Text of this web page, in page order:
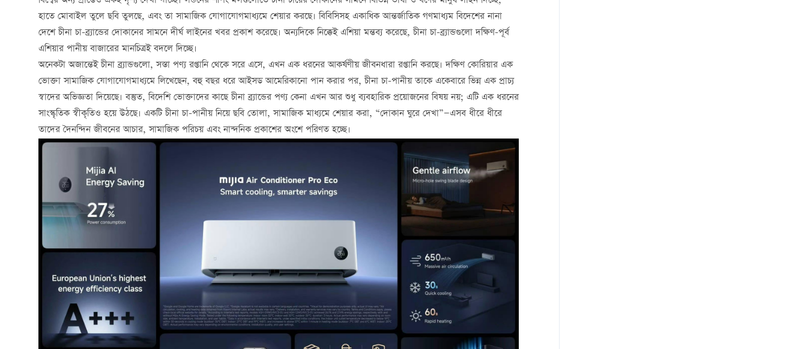
হাতে মোবাইল তুলে ছবি তুলছে, এবং তা সামাজিক যোগাযোগমাধ্যমে শেয়ার করছে। বিবিসিসহ একাধিক আন্তর্জাতিক গণমাধ্যম বিদেশের নানা
দেশে চীনা চা-ব্র্যান্ডের দোকানের সামনে দীর্ঘ লাইনের খবর প্রকাশ করেছে। অন্যদিকে নিক্কেই এশিয়া মন্তব্য করেছে, চীনা চা-ব্র্যান্ডগুলো দক্ষিণ-পূর্ব
এশিয়ার পানীয় বাজারের মানচিত্রই বদলে দিচ্ছে।
অনেকটা অজান্তেই চীনা ব্র্যান্ডগুলো, সস্তা পণ্য রপ্তানি থেকে সরে এসে, এখন এক ধরনের আকর্ষণীয় জীবনধারা রপ্তানি করছে। দক্ষিণ কোরিয়ার এক
ভোক্তা সামাজিক যোগাযোগমাধ্যমে লিখেছেন, বহু বছর ধরে আইসড আমেরিকানো পান করার পর, চীনা চা-পানীয় তাকে একেবারে ভিন্ন এক প্রাচ্য
স্বাদের অভিজ্ঞতা দিয়েছে। বস্তুত, বিদেশি ভোক্তাদের কাছে চীনা ব্র্যান্ডের পণ্য কেনা এখন আর শুধু ব্যবহারিক প্রয়োজনের বিষয় নয়; এটি এক ধরনের
সাংস্কৃতিক স্বীকৃতিও হয়ে উঠছে। একটি চীনা চা-পানীয় নিয়ে ছবি তোলা, সামাজিক মাধ্যমে শেয়ার করা, “দোকান ঘুরে দেখা”—এসব ধীরে ধীরে
তাদের দৈনন্দিন জীবনের আচার, সামাজিক পরিচয় এবং নান্দনিক প্রকাশের অংশে পরিণত হচ্ছে।